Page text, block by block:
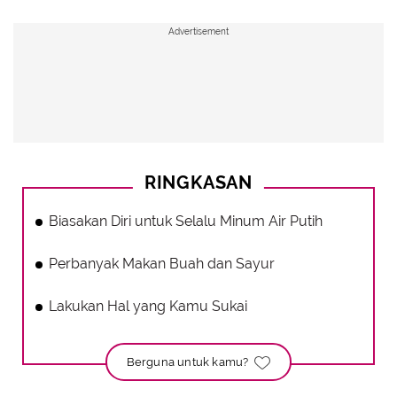
Advertisement
RINGKASAN
Biasakan Diri untuk Selalu Minum Air Putih
Perbanyak Makan Buah dan Sayur
Lakukan Hal yang Kamu Sukai
Berguna untuk kamu?